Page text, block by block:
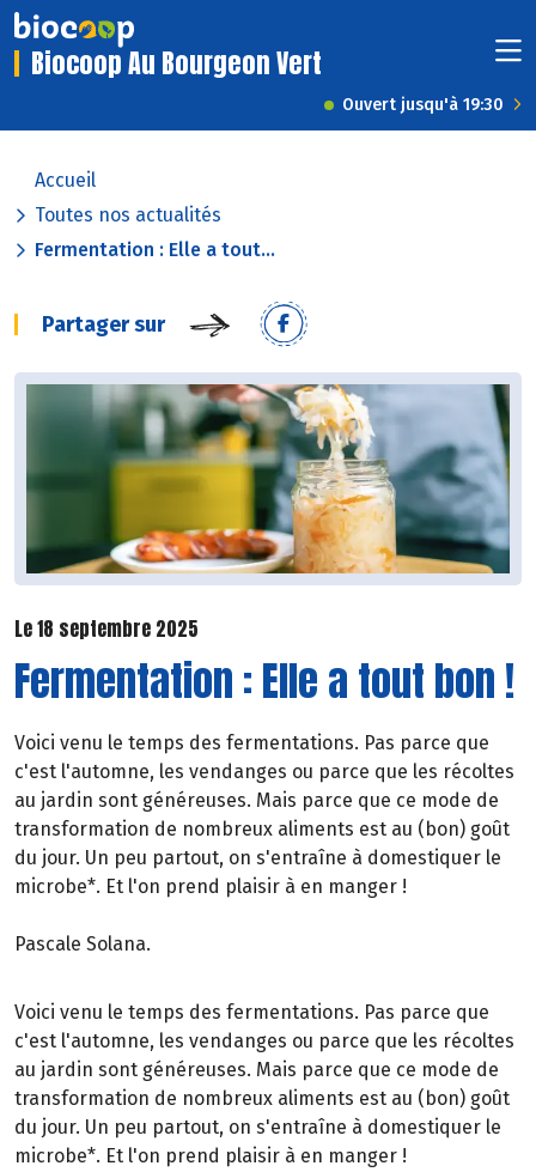
Biocoop Au Bourgeon Vert
Ouvert jusqu'à 19:30
Accueil
Toutes nos actualités
Fermentation : Elle a tout...
Partager sur
Le 18 septembre 2025
Fermentation : Elle a tout bon !
Voici venu le temps des fermentations. Pas parce que
c'est l'automne, les vendanges ou parce que les récoltes
au jardin sont généreuses. Mais parce que ce mode de
transformation de nombreux aliments est au (bon) goût
du jour. Un peu partout, on s'entraîne à domestiquer le
microbe*. Et l'on prend plaisir à en manger !
Pascale Solana.
Voici venu le temps des fermentations. Pas parce que
c'est l'automne, les vendanges ou parce que les récoltes
au jardin sont généreuses. Mais parce que ce mode de
transformation de nombreux aliments est au (bon) goût
du jour. Un peu partout, on s'entraîne à domestiquer le
microbe*. Et l'on prend plaisir à en manger !